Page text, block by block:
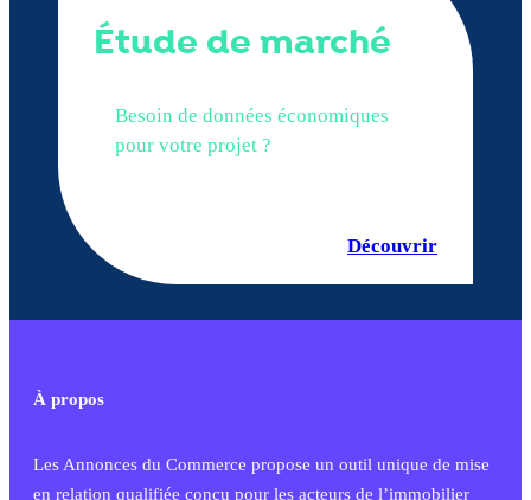
Étude de marché
Besoin de données économiques
pour votre projet ?
Découvrir
À propos
Les Annonces du Commerce propose un outil unique de mise
en relation qualifiée conçu pour les acteurs de l’immobilier